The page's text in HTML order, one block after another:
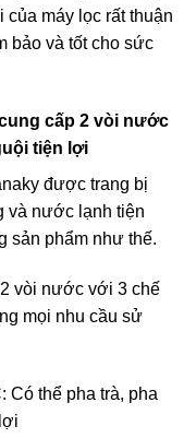
máy lọc rất thuận
bảo và tốt cho sức
cấp 2 vòi nước
tiện lợi
được trang bị
và nước lạnh tiện
sản phẩm như thế.
vòi nước với 3 chế
mọi nhu cầu sử
Có thể pha trà, pha